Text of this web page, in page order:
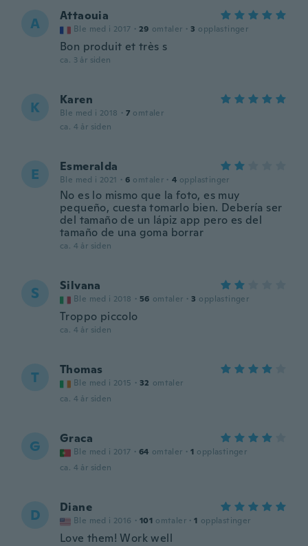
A Attaouia
Ble med i 2017 · 29 omtaler · 3 opplastinger
Bon produit et très s
ca. 3 år siden
K Karen
Ble med i 2018 · 7 omtaler
ca. 4 år siden
E Esmeralda
Ble med i 2021 · 6 omtaler · 4 opplastinger
No es lo mismo que la foto, es muy
pequeño, cuesta tomarlo bien. Debería ser
del tamaño de un lápiz app pero es del
tamaño de una goma borrar
ca. 4 år siden
S Silvana
Ble med i 2018 · 56 omtaler · 3 opplastinger
Troppo piccolo
ca. 4 år siden
T Thomas
Ble med i 2015 · 32 omtaler
ca. 4 år siden
G Graca
Ble med i 2017 · 64 omtaler · 1 opplastinger
ca. 4 år siden
D Diane
Ble med i 2016 · 101 omtaler · 1 opplastinger
Love them! Work well